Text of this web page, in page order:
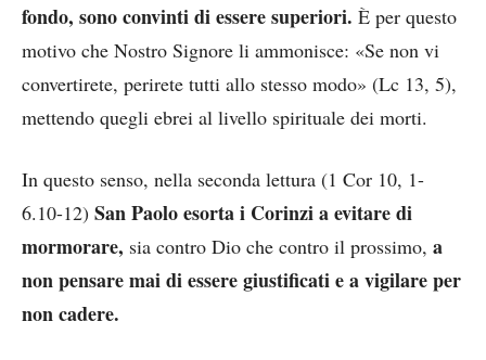
fondo, sono convinti di essere superiori. È per questo
motivo che Nostro Signore li ammonisce: «Se non vi
convertirete, perirete tutti allo stesso modo» (Lc 13, 5),
mettendo quegli ebrei al livello spirituale dei morti.
In questo senso, nella seconda lettura (1 Cor 10, 1-
6.10-12) San Paolo esorta i Corinzi a evitare di
mormorare, sia contro Dio che contro il prossimo, a
non pensare mai di essere giustificati e a vigilare per
non cadere.